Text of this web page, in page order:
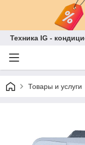
Техника IG -
Товары и услуги